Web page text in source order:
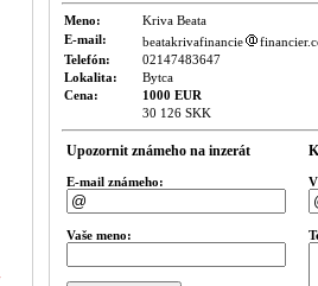
Meno:
Kriva Beata
E-mail:
beatakrivafinancie
Telefón:
02147483647
Lokalita:
Bytca
Cena:
1000 EUR
30 126 SKK
Upozornit známeho na inzerát
E-mail známeho:
Vaše meno: